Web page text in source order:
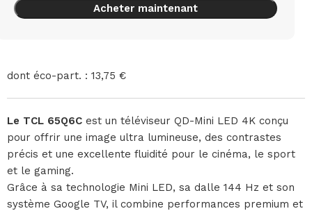
Acheter maintenant
dont éco-part. : 13,75 €
Le TCL 65Q6C est un téléviseur QD-Mini LED 4K conçu
pour offrir une image ultra lumineuse, des contrastes
précis et une excellente fluidité pour le cinéma, le sport
et le gaming.
Grâce à sa technologie Mini LED, sa dalle 144 Hz et son
système Google TV, il combine performances premium et